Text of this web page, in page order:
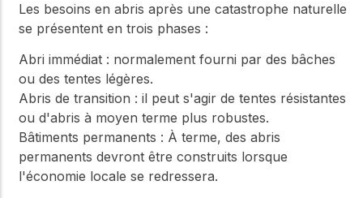
Les besoins en abris après une catastrophe naturelle
se présentent en trois phases :
Abri immédiat : normalement fourni par des bâches
ou des tentes légères.
Abris de transition : il peut s'agir de tentes résistantes
ou d'abris à moyen terme plus robustes.
Bâtiments permanents : À terme, des abris
permanents devront être construits lorsque
l'économie locale se redressera.